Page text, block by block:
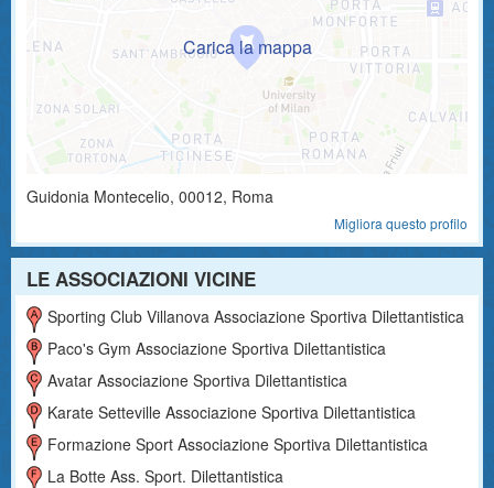
Guidonia Montecelio, 00012, Roma
Migliora questo profilo
LE ASSOCIAZIONI VICINE
Sporting Club Villanova Associazione Sportiva Dilettantistica
Paco's Gym Associazione Sportiva Dilettantistica
Avatar Associazione Sportiva Dilettantistica
Karate Setteville Associazione Sportiva Dilettantistica
Formazione Sport Associazione Sportiva Dilettantistica
La Botte Ass. Sport. Dilettantistica